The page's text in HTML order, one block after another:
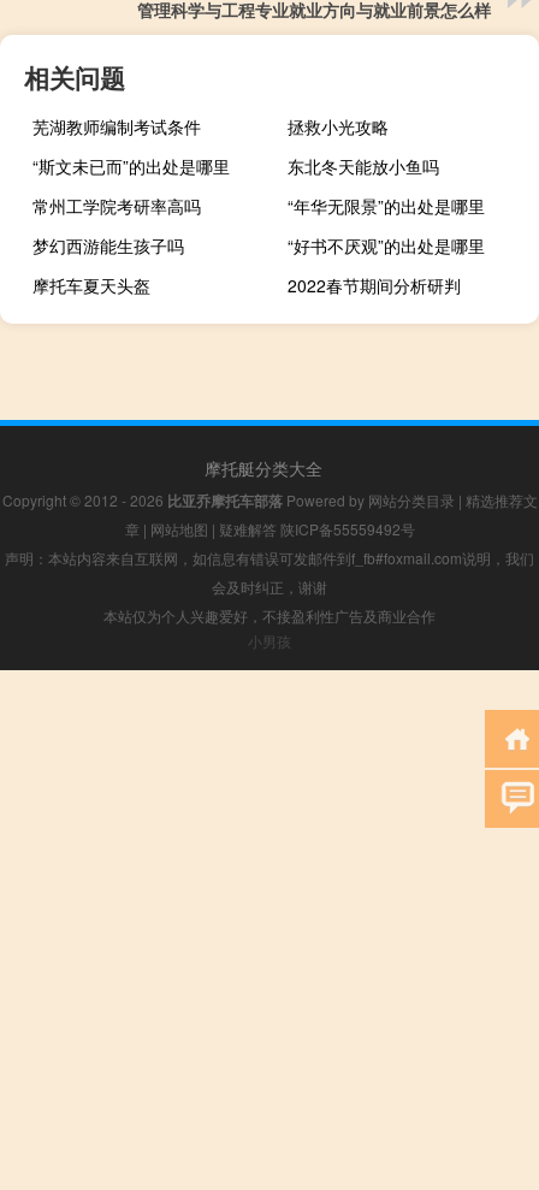
管理科学与工程专业就业方向与就业前景怎么样
相关问题
芜湖教师编制考试条件
拯救小光攻略
“斯文未已而”的出处是哪里
东北冬天能放小鱼吗
常州工学院考研率高吗
“年华无限景”的出处是哪里
梦幻西游能生孩子吗
“好书不厌观”的出处是哪里
摩托车夏天头盔
2022春节期间分析研判
摩托艇分类大全
Copyright © 2012 - 2026 比亚乔摩托车部落Powered by 网站分类目录 | 精选推荐文
章 | 网站地图 | 疑难解答 陕ICP备55559492号
声明：本站内容来自互联网，如信息有错误可发邮件到f_fb#foxmail.com说明，我们
会及时纠正，谢谢
本站仅为个人兴趣爱好，不接盈利性广告及商业合作
小男孩